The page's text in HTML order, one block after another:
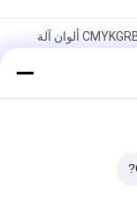
SAER I3200 رأس الطباعة CMYK 4 ألوان و CMYKGRBK 8 ألوان آلة
صبغ التسامي آلة